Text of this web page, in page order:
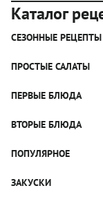
Каталог
СЕЗОННЫЕ РЕЦЕПТЫ
Рецепты из капусты
Рецепты с грибами
Яблочные пироги
Блюда из тыквы
ПРОСТЫЕ САЛАТЫ
Простые салаты
Салат Цезарь
Салат Нисуаз
Крабовый салат
ПЕРВЫЕ БЛЮДА
Щи
Рассольник
Гороховый суп
ВТОРЫЕ БЛЮДА
Котлеты
Пельмени
ПОПУЛЯРНОЕ
Пицца
ЗАКУСКИ